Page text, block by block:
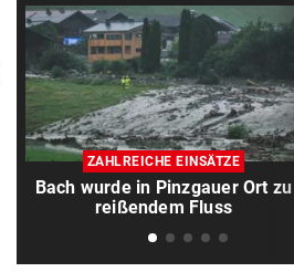
MEDIEN BERICHTEN: vor
Nach schwerer Krankheit!
um Jorge Messi
ALARM IN BULGARIEN vor
Drohne voller Sprengstoff
Pipeline explodiert
AUF DER A10
Urlauber-Kolonne rollt: Stau
ZAHLREICHE EINSÄTZE
Bach wurde in Pinzgauer Ort zu
reißendem Fluss